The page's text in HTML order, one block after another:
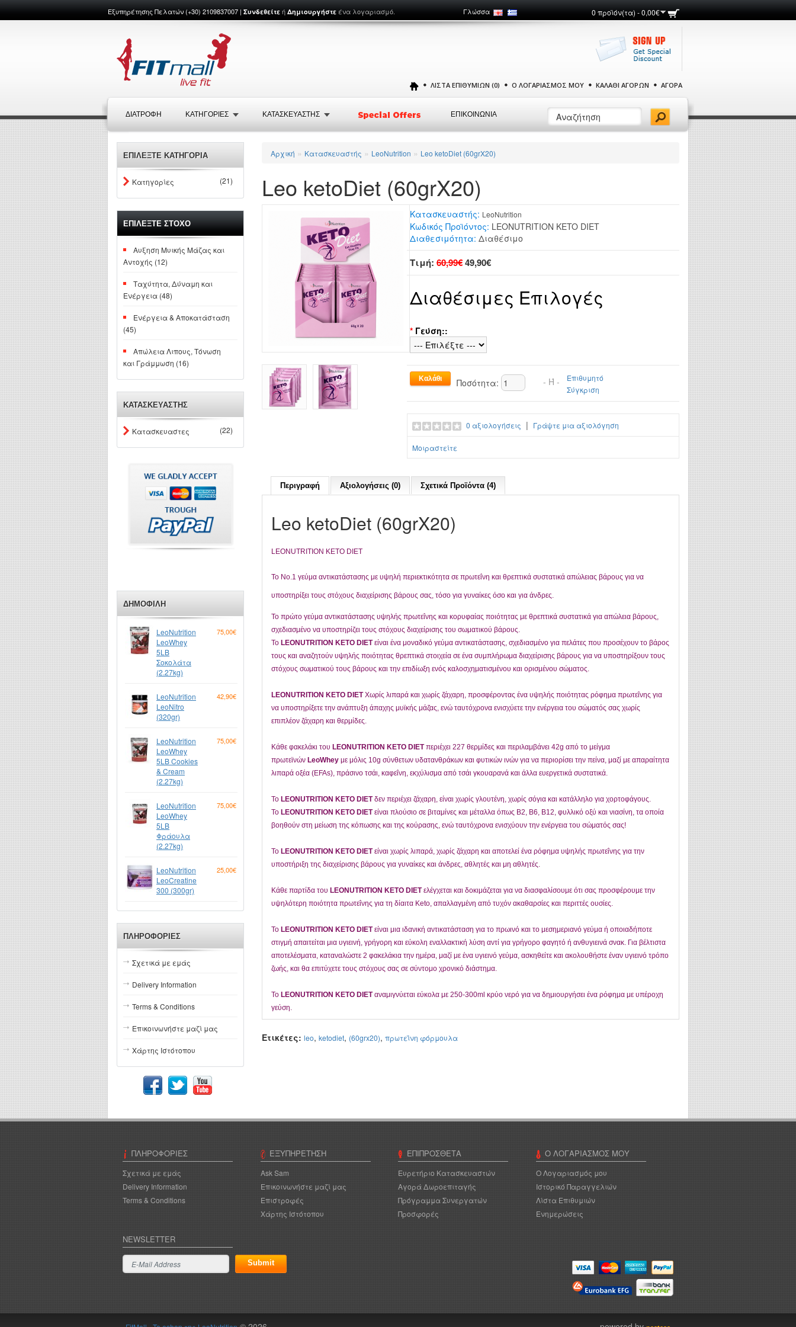
Γλώσσα 0 προϊόν(τα) - 0,00€
Εξυπηρέτησης Πελατών (+30) 2109837007 | Συνδεθείτε ή Δημιουργήστε ένα λογαριασμό.
ΛΊΣΤΑ ΕΠΙΘΥΜΙΏΝ (0) Ο ΛΟΓΑΡΙΑΣΜΌΣ ΜΟΥ ΚΑΛΆΘΙ ΑΓΟΡΏΝ ΑΓΟΡΆ
ΔΙΑΤΡΟΦΉ ΚΑΤΗΓΟΡΙΕΣ ΚΑΤΑΣΚΕΥΑΣΤΗΣ ΕΠΙΚΟΙΝΩΝΙΑ
ΕΠΙΛΕΞΤΕ ΚΑΤΗΓΟΡΙΑ
Κατηγορίες (21)
ΕΠΙΛΕΞΤΕ ΣΤΟΧΟ
Αυξηση Μυικής Μάζας και
Αντοχής (12)
Ταχύτητα, Δύναμη και
Ενέργεια (48)
Ενέργεια & Αποκατάσταση
(45)
Απώλεια Λιπους, Τόνωση
και Γράμμωση (16)
ΚΑΤΑΣΚΕΥΑΣΤΗΣ
Κατασκευαστες (22)
ΔΗΜΟΦΙΛΉ
LeoNutrition
LeoWhey
5LB
Σοκολάτα
(2.27kg)
75,00€
LeoNutrition
LeoNitro
(320gr)
42,90€
LeoNutrition
LeoWhey
5LB Cookies
& Cream
(2.27kg)
75,00€
LeoNutrition
LeoWhey
5LB
Φράουλα
(2.27kg)
75,00€
LeoNutrition
LeoCreatine
300 (300gr)
25,00€
ΠΛΗΡΟΦΟΡΊΕΣ
Σχετικά με εμάς
Delivery Information
Terms & Conditions
Επικοινωνήστε μαζί μας
Χάρτης Ιστότοπου
Αρχική » Κατασκευαστής » LeoNutrition » Leo ketoDiet (60grX20)
Leo ketoDiet (60grX20)
Κατασκευαστής: LeoNutrition
Κωδικός Προϊόντος: LEONUTRITION KETO DIET
Διαθεσιμότητα: Διαθέσιμο
Τιμή: 60,99€49,90€
Διαθέσιμες Επιλογές
* Γεύση::
Ποσότητα: - Ή -
Επιθυμητό
Σύγκριση
0 αξιολογήσεις | Γράψτε μια αξιολόγηση
Μοιραστείτε
Περιγραφή Αξιολογήσεις (0) Σχετικά Προϊόντα (4)
Leo ketoDiet (60grX20)
LEONUTRITION KETO DIET
Το Νο.1 γεύμα αντικατάστασης με υψηλή περιεκτικότητα σε πρωτεΐνη και θρεπτικά συστατικά απώλειας βάρους για να
υποστηρίξει τους στόχους διαχείρισης βάρους σας, τόσο για γυναίκες όσο και για άνδρες.
Το πρώτο γεύμα αντικατάστασης υψηλής πρωτεΐνης και κορυφαίας ποιότητας με θρεπτικά συστατικά για απώλεια βάρους,
σχεδιασμένο να υποστηρίζει τους στόχους διαχείρισης του σωματικού βάρους.
Το LEONUTRITION KETO DIETείναι ένα μοναδικό γεύμα αντικατάστασης, σχεδιασμένο για πελάτες που προσέχουν το βάρος
τους και αναζητούν υψηλής ποιότητας θρεπτικά στοιχεία σε ένα συμπλήρωμα διαχείρισης βάρους για να υποστηρίξουν τους
στόχους σωματικού τους βάρους και την επιδίωξη ενός καλοσχηματισμένου και ορισμένου σώματος.
LEONUTRITION KETO DIETΧωρίς λιπαρά και χωρίς ζάχαρη, προσφέροντας ένα υψηλής ποιότητας ρόφημα πρωτεΐνης για
να υποστηρίξετε την ανάπτυξη άπαχης μυϊκής μάζας, ενώ ταυτόχρονα ενισχύετε την ενέργεια του σώματός σας χωρίς
επιπλέον ζάχαρη και θερμίδες.
Κάθε φακελάκι του LEONUTRITION KETO DIETπεριέχει 227 θερμίδες και περιλαμβάνει 42g από το μείγμα
πρωτεϊνών LeoWhey με μόλις 10g σύνθετων υδατανθράκων και φυτικών ινών για να περιορίσει την πείνα, μαζί με απαραίτητα
λιπαρά οξέα (EFAs), πράσινο τσάι, καφεΐνη, εκχύλισμα από τσάι γκουαρανά και άλλα ευεργετικά συστατικά.
Το LEONUTRITION KETO DIETδεν περιέχει ζάχαρη, είναι χωρίς γλουτένη, χωρίς σόγια και κατάλληλο για χορτοφάγους.
Το LEONUTRITION KETO DIETείναι πλούσιο σε βιταμίνες και μέταλλα όπως B2, B6, B12, φυλλικό οξύ και νιασίνη, τα οποία
βοηθούν στη μείωση της κόπωσης και της κούρασης, ενώ ταυτόχρονα ενισχύουν την ενέργεια του σώματός σας!
Το LEONUTRITION KETO DIETείναι χωρίς λιπαρά, χωρίς ζάχαρη και αποτελεί ένα ρόφημα υψηλής πρωτεΐνης για την
υποστήριξη της διαχείρισης βάρους για γυναίκες και άνδρες, αθλητές και μη αθλητές.
Κάθε παρτίδα του LEONUTRITION KETO DIETελέγχεται και δοκιμάζεται για να διασφαλίσουμε ότι σας προσφέρουμε την
υψηλότερη ποιότητα πρωτεΐνης για τη δίαιτα Keto, απαλλαγμένη από τυχόν ακαθαρσίες και περιττές ουσίες.
Το LEONUTRITION KETO DIETείναι μια ιδανική αντικατάσταση για το πρωινό και το μεσημεριανό γεύμα ή οποιαδήποτε
στιγμή απαιτείται μια υγιεινή, γρήγορη και εύκολη εναλλακτική λύση αντί για γρήγορο φαγητό ή ανθυγιεινά σνακ. Για βέλτιστα
αποτελέσματα, καταναλώστε 2 φακελάκια την ημέρα, μαζί με ένα υγιεινό γεύμα, ασκηθείτε και ακολουθήστε έναν υγιεινό τρόπο
ζωής, και θα επιτύχετε τους στόχους σας σε σύντομο χρονικό διάστημα.
Το LEONUTRITION KETO DIETαναμιγνύεται εύκολα με 250-300ml κρύο νερό για να δημιουργήσει ένα ρόφημα με υπέροχη
γεύση.
Ετικέτες: leo, ketodiet, (60grx20), πρωτεΐνη φόρμουλα
ΠΛΗΡΟΦΟΡΊΕΣ
Σχετικά με εμάς
Delivery Information
Terms & Conditions
ΕΞΥΠΗΡΈΤΗΣΗ
Ask Sam
Επικοινωνήστε μαζί μας
Επιστροφές
Χάρτης Ιστότοπου
ΕΠΙΠΡΌΣΘΕΤΑ
Ευρετήριο Κατασκευαστών
Αγορά Δωροεπιταγής
Πρόγραμμα Συνεργατών
Προσφορές
Ο ΛΟΓΑΡΙΑΣΜΌΣ ΜΟΥ
Ο Λογαριασμός μου
Ιστορικό Παραγγελιών
Λίστα Επιθυμιών
Ενημερώσεις
NEWSLETTER